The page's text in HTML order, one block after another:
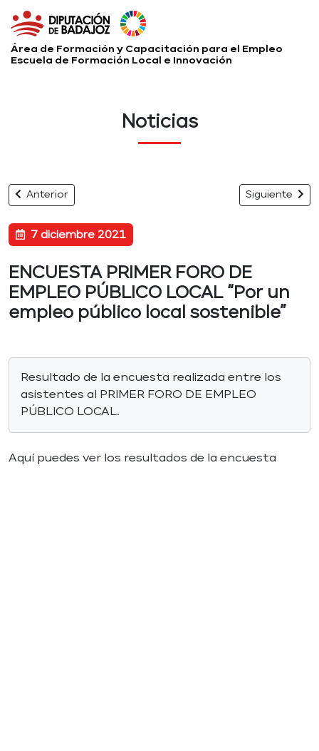
Área de Formación y Capacitación para el Empleo
Escuela de Formación Local e Innovación
Noticias
Anterior Siguiente
7 diciembre 2021
ENCUESTA PRIMER FORO DE
EMPLEO PÚBLICO LOCAL “Por un
empleo público local sostenible”
Resultado de la encuesta realizada entre los
asistentes al PRIMER FORO DE EMPLEO
PÚBLICO LOCAL.
Aquí puedes ver los resultados de la encuesta